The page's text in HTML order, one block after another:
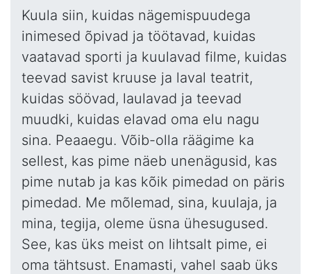
Kuula siin, kuidas nägemispuudega
inimesed õpivad ja töötavad, kuidas
vaatavad sporti ja kuulavad filme, kuidas
teevad savist kruuse ja laval teatrit,
kuidas söövad, laulavad ja teevad
muudki, kuidas elavad oma elu nagu
sina. Peaaegu. Võib-olla räägime ka
sellest, kas pime näeb unenägusid, kas
pime nutab ja kas kõik pimedad on päris
pimedad. Me mõlemad, sina, kuulaja, ja
mina, tegija, oleme üsna ühesugused.
See, kas üks meist on lihtsalt pime, ei
oma tähtsust. Enamasti, vahel saab üks